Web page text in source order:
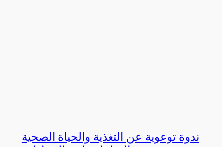
ندوة توعوية عن التغذية والحياة الصحية